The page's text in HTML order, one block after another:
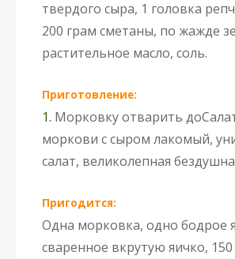
твердого сыра, 1 головка
200 грам сметаны, по жажде
растительное масло, соль.
Приготовление:
1. Морковку отварить до
моркови с сыром лакомый,
салат, великолепная
Пригодится:
Одна морковка, одно бодрое
сваренное вкрутую яичко,